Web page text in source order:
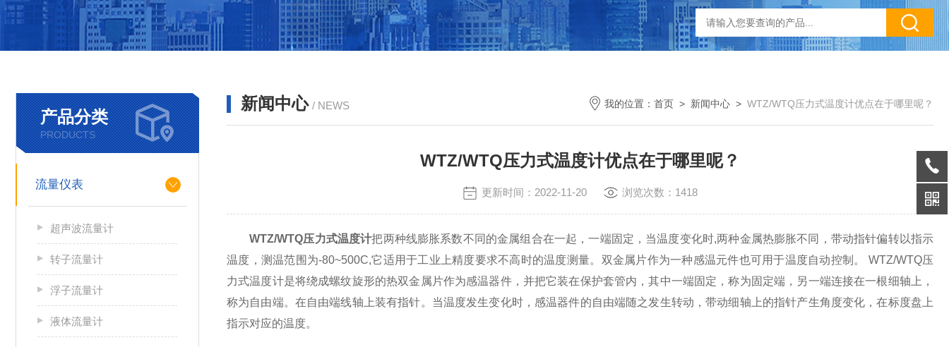
产品分类
PRODUCTS
流量仪表
超声波流量计
转子流量计
浮子流量计
液体流量计
新闻中心 / NEWS 我的位置： 首页 > 新闻中心 > WTZ/WTQ压力式温度计优点在于哪里呢？
WTZ/WTQ压力式温度计优点在于哪里呢？
更新时间：2022-11-20 浏览次数：1418
WTZ/WTQ压力式温度计把两种线膨胀系数不同的金属组合在一起，一端固定，当温度变化时,两种金属热膨胀不同，带动指针偏转以指示
温度，测温范围为-80~500C,它适用于工业上精度要求不高时的温度测量。双金属片作为一种感温元件也可用于温度自动控制。 WTZ/WTQ压
力式温度计是将绕成螺纹旋形的热双金属片作为感温器件，并把它装在保护套管内，其中一端固定，称为固定端，另一端连接在一根细轴上，
称为自由端。在自由端线轴上装有指针。当温度发生变化时，感温器件的自由端随之发生转动，带动细轴上的指针产生角度变化，在标度盘上
指示对应的温度。